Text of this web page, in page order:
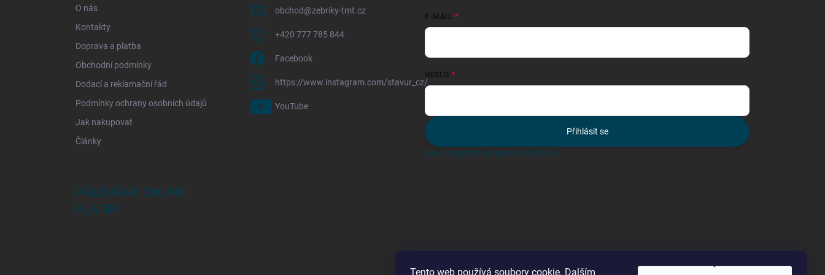
Tento web používá soubory cookie. Dalším
O nás
Kontakty
Doprava a platba
Obchodní podmínky
Dodací a reklamační řád
Podmínky ochrany osobních údajů
Jak nakupovat
Články
obchod@zebriky-tmt.cz
+420 777 785 844
Facebook
https://www.instagram.com/stavur_cz/
YouTube
E-MAIL
HESLO
Přihlásit se
Nová registraceZapomenuté heslo
PŘIJÍMÁME ONLINE
PLATBY